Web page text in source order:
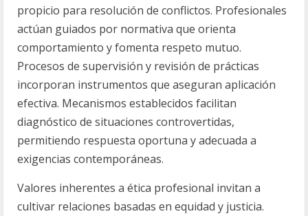
propicio para resolución de conflictos. Profesionales
actúan guiados por normativa que orienta
comportamiento y fomenta respeto mutuo.
Procesos de supervisión y revisión de prácticas
incorporan instrumentos que aseguran aplicación
efectiva. Mecanismos establecidos facilitan
diagnóstico de situaciones controvertidas,
permitiendo respuesta oportuna y adecuada a
exigencias contemporáneas.
Valores inherentes a ética profesional invitan a
cultivar relaciones basadas en equidad y justicia.